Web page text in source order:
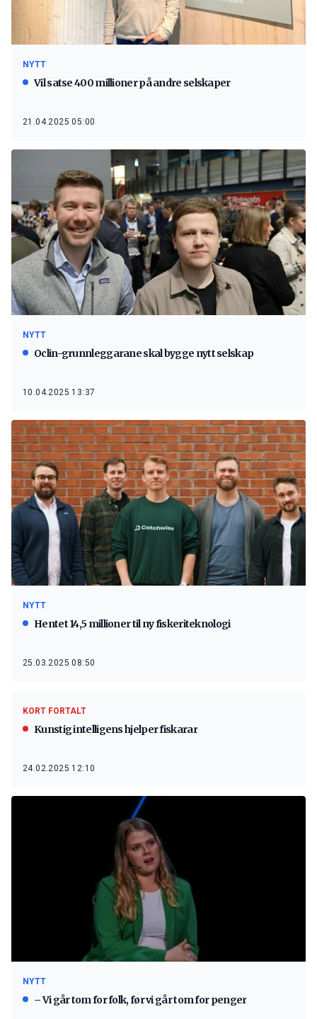
NYTT
Vil satse 400 millioner på andre selskaper
21.04.2025 05:00
NYTT
Oclin-grunnleggarane skal bygge nytt selskap
10.04.2025 13:37
NYTT
Hentet 14,5 millioner til ny fiskeriteknologi
25.03.2025 08:50
KORT FORTALT
Kunstig intelligens hjelper fiskarar
24.02.2025 12:10
NYTT
– Vi går tom for folk, før vi går tom for penger